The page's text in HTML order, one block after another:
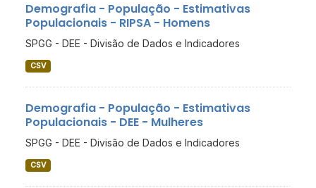
Demografia - População - Estimativas
Populacionais - RIPSA - Homens
SPGG - DEE - Divisão de Dados e Indicadores
CSV
Demografia - População - Estimativas
Populacionais - DEE - Mulheres
SPGG - DEE - Divisão de Dados e Indicadores
CSV